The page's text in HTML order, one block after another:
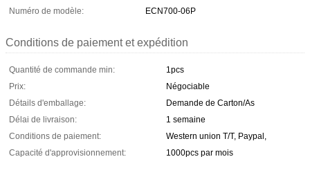
Numéro de modèle:
ECN700-06P
Conditions de paiement et expédition
Quantité de commande min:
1pcs
Prix:
Négociable
Détails d'emballage:
Demande de Carton/As
Délai de livraison:
1 semaine
Conditions de paiement:
Western union T/T, Paypal,
Capacité d'approvisionnement:
1000pcs par mois